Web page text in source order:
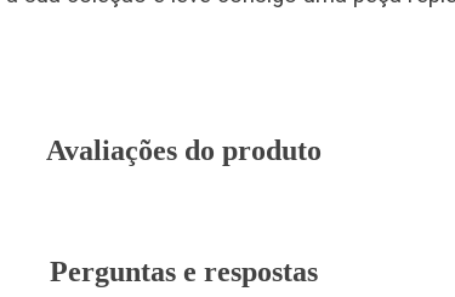
Avaliações do produto
Perguntas e respostas